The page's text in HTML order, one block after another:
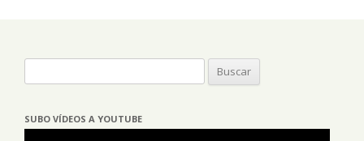
SUBO VÍDEOS A YOUTUBE